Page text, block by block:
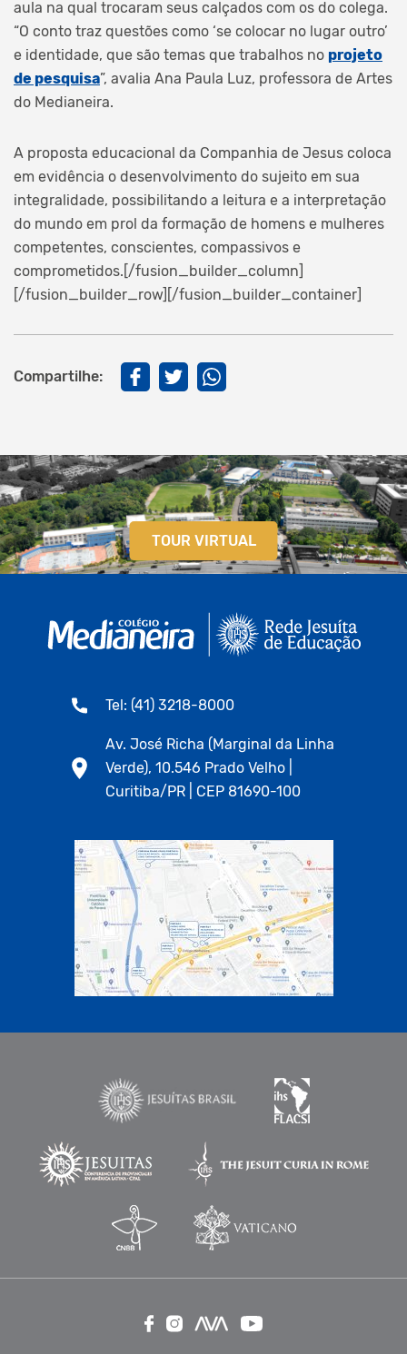
aula na qual trocaram seus calçados com os do colega.
“O conto traz questões como ‘se colocar no lugar outro’
e identidade, que são temas que trabalhos no projeto
de pesquisa”, avalia Ana Paula Luz, professora de Artes
do Medianeira.
A proposta educacional da Companhia de Jesus coloca
em evidência o desenvolvimento do sujeito em sua
integralidade, possibilitando a leitura e a interpretação
do mundo em prol da formação de homens e mulheres
competentes, conscientes, compassivos e
comprometidos.[/fusion_builder_column]
[/fusion_builder_row][/fusion_builder_container]
Compartilhe:
TOUR VIRTUAL
Tel: (41) 3218-8000
Av. José Richa (Marginal da Linha
Verde), 10.546 Prado Velho |
Curitiba/PR | CEP 81690-100